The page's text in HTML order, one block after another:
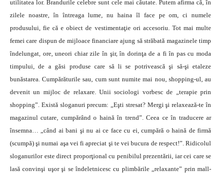
utilitatea lor. Brandurile celebre sunt cele mai căutate. Putem afirma că, în
zilele noastre, în întreaga lume, nu haina îl face pe om, ci numele
produsului, fie că e obiect de vestimentaţie ori accesoriu. Tot mai multe
femei care dispun de mijloace financiare ajung să străbată magazinele timp
îndelungat, ore, uneori chiar zile în şir, în dorinţa de a fi în pas cu moda
timpului, de a găsi produse care să li se potrivească şi să-şi etaleze
bunăstarea. Cumpărăturile sau, cum sunt numite mai nou, shopping-ul, au
devenit un mijloc de relaxare. Unii sociologi vorbesc de „terapie prin
shopping”. Există sloganuri precum: „Eşti stresat? Mergi şi relaxează-te în
magazinul cutare, cumpărând o haină în trend”. Ceea ce în traducere ar
însemna… „când ai bani şi nu ai ce face cu ei, cumpără o haină de firmă
(scumpă) şi numai aşa vei fi apreciat şi te vei bucura de respect!”. Ridicolul
sloganurilor este direct proporţional cu penibilul prezentării, iar cei care se
lasă convinşi uşor şi se îndeletnicesc cu plimbările „relaxante” prin mall-